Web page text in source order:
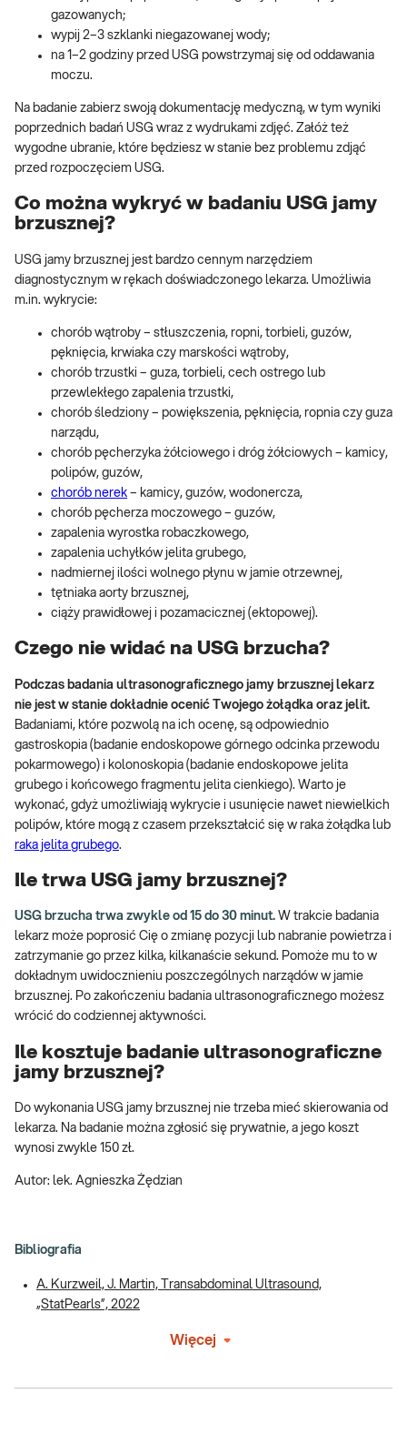
gazowanych;
wypij 2–3 szklanki niegazowanej wody;
na 1–2 godziny przed USG powstrzymaj się od oddawania
moczu.
Na badanie zabierz swoją dokumentację medyczną, w tym wyniki
poprzednich badań USG wraz z wydrukami zdjęć. Załóż też
wygodne ubranie, które będziesz w stanie bez problemu zdjąć
przed rozpoczęciem USG.
Co można wykryć w badaniu USG jamy
brzusznej?
USG jamy brzusznej jest bardzo cennym narzędziem
diagnostycznym w rękach doświadczonego lekarza. Umożliwia
m.in. wykrycie:
chorób wątroby – stłuszczenia, ropni, torbieli, guzów,
pęknięcia, krwiaka czy marskości wątroby,
chorób trzustki – guza, torbieli, cech ostrego lub
przewlekłego zapalenia trzustki,
chorób śledziony – powiększenia, pęknięcia, ropnia czy guza
narządu,
chorób pęcherzyka żółciowego i dróg żółciowych – kamicy,
polipów, guzów,
chorób nerek – kamicy, guzów, wodonercza,
chorób pęcherza moczowego – guzów,
zapalenia wyrostka robaczkowego,
zapalenia uchyłków jelita grubego,
nadmiernej ilości wolnego płynu w jamie otrzewnej,
tętniaka aorty brzusznej,
ciąży prawidłowej i pozamacicznej (ektopowej).
Czego nie widać na USG brzucha?
Podczas badania ultrasonograficznego jamy brzusznej lekarz
nie jest w stanie dokładnie ocenić Twojego żołądka oraz jelit.
Badaniami, które pozwolą na ich ocenę, są odpowiednio
gastroskopia (badanie endoskopowe górnego odcinka przewodu
pokarmowego) i kolonoskopia (badanie endoskopowe jelita
grubego i końcowego fragmentu jelita cienkiego). Warto je
wykonać, gdyż umożliwiają wykrycie i usunięcie nawet niewielkich
polipów, które mogą z czasem przekształcić się w raka żołądka lub
raka jelita grubego.
Ile trwa USG jamy brzusznej?
USG brzucha trwa zwykle od 15 do 30 minut. W trakcie badania
lekarz może poprosić Cię o zmianę pozycji lub nabranie powietrza i
zatrzymanie go przez kilka, kilkanaście sekund. Pomoże mu to w
dokładnym uwidocznieniu poszczególnych narządów w jamie
brzusznej. Po zakończeniu badania ultrasonograficznego możesz
wrócić do codziennej aktywności.
Ile kosztuje badanie ultrasonograficzne
jamy brzusznej?
Do wykonania USG jamy brzusznej nie trzeba mieć skierowania od
lekarza. Na badanie można zgłosić się prywatnie, a jego koszt
wynosi zwykle 150 zł.
Autor: lek. Agnieszka Żędzian
Bibliografia
A. Kurzweil, J. Martin, Transabdominal Ultrasound,
„StatPearls”, 2022
Więcej